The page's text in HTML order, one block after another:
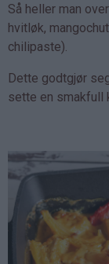
Så heller man
hvitløk,
chilipaste).
Dette godtgjør
sette en smakfull